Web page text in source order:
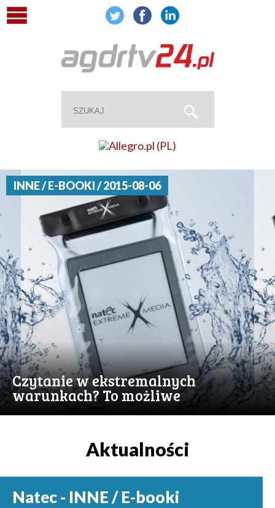
INNE / E-BOOKI / 2015-08-06
Czytanie w ekstremalnych
warunkach? To możliwe
Aktualności
Natec - INNE / E-booki